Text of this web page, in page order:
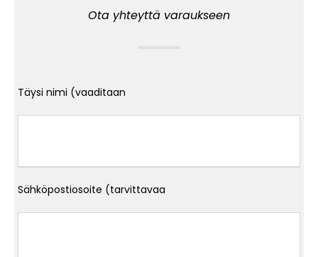
Ota yhteyttä varaukseen
Täysi nimi (vaaditaan
Sähköpostiosoite (tarvittavaa